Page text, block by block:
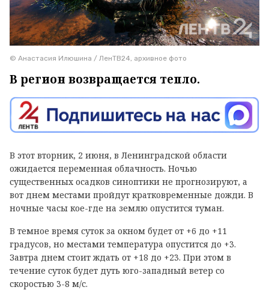
© Анастасия Илюшина / ЛенТВ24, архивное фото
В регион возвращается тепло.
В этот вторник, 2 июня, в Ленинградской области
ожидается переменная облачность. Ночью
существенных осадков синоптики не прогнозируют, а
вот днем местами пройдут кратковременные дожди. В
ночные часы кое-где на землю опустится туман.
В темное время суток за окном будет от +6 до +11
градусов, но местами температура опустится до +3.
Завтра днем стоит ждать от +18 до +23. При этом в
течение суток будет дуть юго-западный ветер со
скоростью 3-8 м/с.